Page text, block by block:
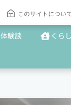
このサイトについ
験談 くら